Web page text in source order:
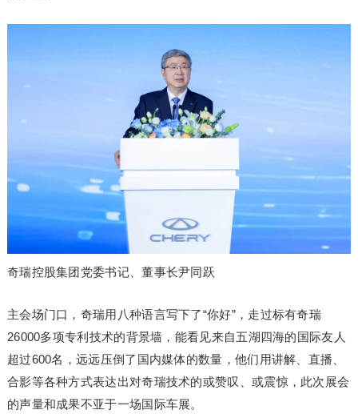
奇瑞控股集团党委书记、董事长尹同跃
主会场门口，奇瑞用八种语言写下了“你好”，走过标有奇瑞
26000多项专利技术的背景墙，能看见来自五湖四海的国际友人
超过600名，远远压倒了国内媒体的数量，他们用讲解、直播、
合影等各种方式表达出对奇瑞技术的或赞叹、或震惊，此次展会
的声量和成果不亚于一场国际车展。